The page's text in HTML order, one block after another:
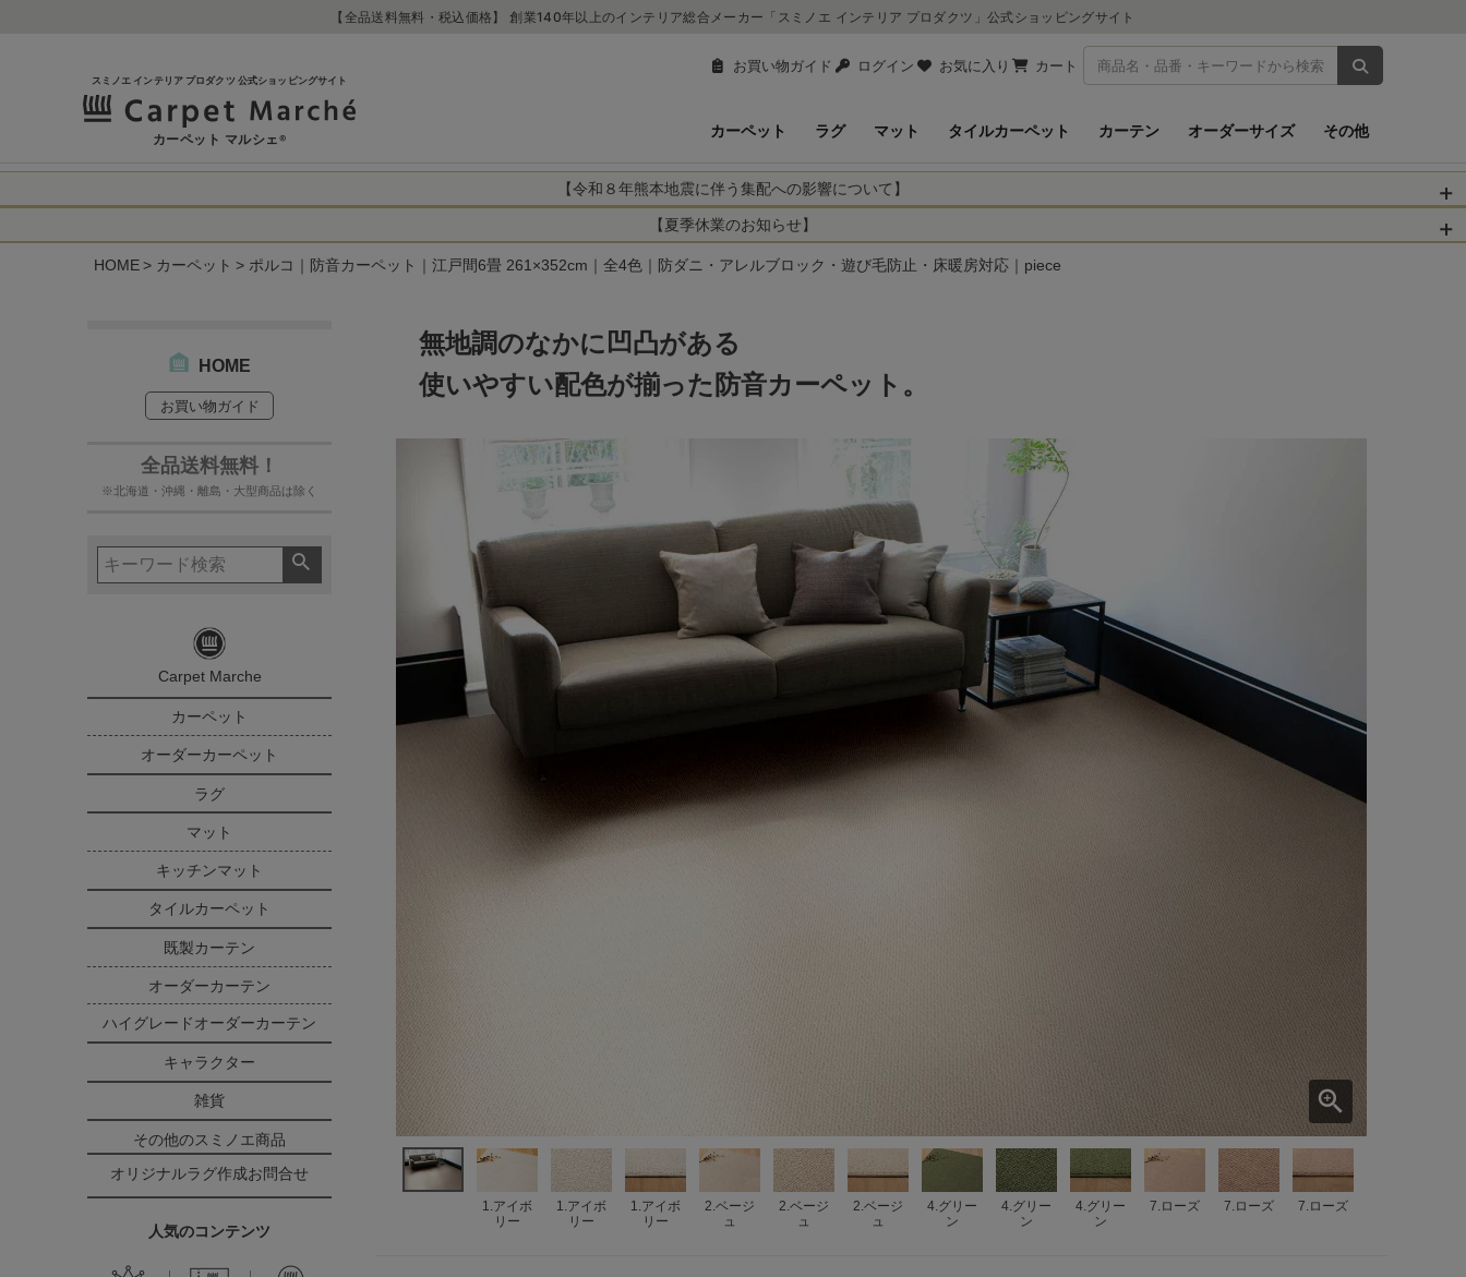
【全品送料無料・税込価格】 創業140年以上のインテリア総合メーカー「スミノエ インテリア プロダクツ」公式ショッピングサイト
お買い物ガイド ログイン お気に入り カート 商品を検索
スミノエ インテリア プロダクツ 公式ショッピングサイト
カーペット マルシェ® カーペット ラグ マット タイルカーペット カーテン オーダーサイズ その他
【令和８年熊本地震に伴う集配への影響について】
令和8年熊本地震により、お亡くなりになられた方々に深く哀悼の意を表しますとともに、被災された皆さま
に心よりお見舞い申し上げます。 この地震の影響により、現在、一部地域を発着するお荷物のお届けに遅れが
生じております。
・全国から九州あてのお荷物
・九州から全国あてのお荷物
【夏季休業のお知らせ】
当店は
は2026年8月11日(火)～2026年8月16日(日) までの期間を休業とさせて頂きます。
出荷センターも休業となりますため、休業期間中のご注文商品の出荷は2026年8月18日(火)
HOME カーペット ポルコ｜防音カーペット｜江戸間6畳 261×352cm｜全4色｜防ダニ・アレルブロック・遊び毛防止・床暖房対応｜piece
HOME
お買い物ガイド
全品送料無料！
※北海道・沖縄・離島・大型商品は除く
Carpet Marche
カーペット
オーダーカーペット
ラグ
マット
キッチンマット
タイルカーペット
既製カーテン
オーダーカーテン
ハイグレードオーダーカーテン
キャラクター
雑貨
その他のスミノエ商品
オリジナルラグ作成お問合せ
人気のコンテンツ
無地調のなかに凹凸がある
使いやすい配色が揃った防音カーペット。
1.アイボ
リー
1.アイボ
リー
1.アイボ
リー
2.ベージ
ュ
2.ベージ
ュ
2.ベージ
ュ
4.グリー
ン
4.グリー
ン
4.グリー
ン
7.ローズ 7.ローズ 7.ローズ